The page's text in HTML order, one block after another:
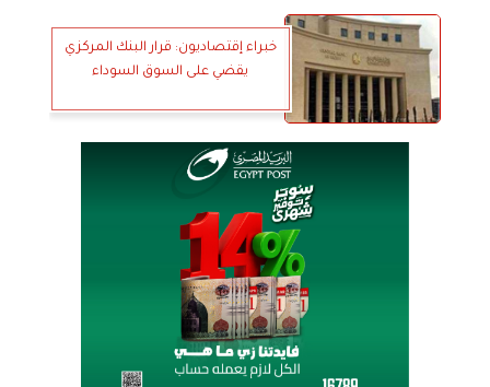
خبراء إقتصاديون: قرار البنك المركزي
يقضي على السوق السوداء